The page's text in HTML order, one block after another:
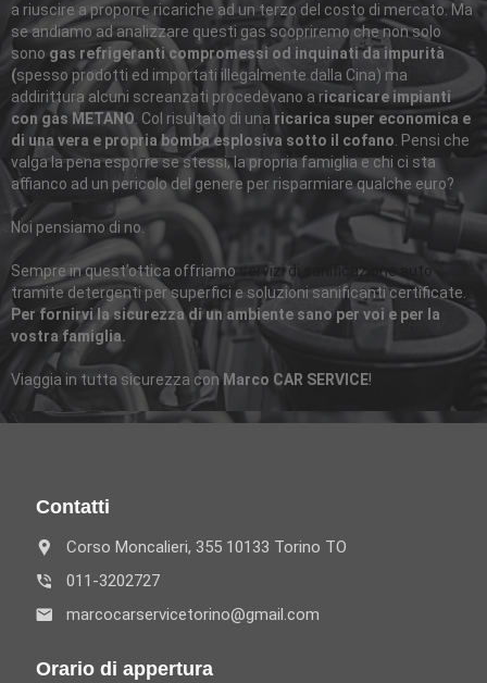
a riuscire a proporre ricariche ad un terzo del costo di mercato. Ma
se andiamo ad analizzare questi gas scopriremo che non solo
sono gas refrigeranti compromessi od inquinati da impurità
(spesso prodotti ed importati illegalmente dalla Cina) ma
addirittura alcuni screanzati procedevano a ricaricare impianti
con gas METANO . Col risultato di una ricarica super economica e
di una vera e propria bomba esplosiva sotto il cofano . Pensi che
valga la pena esporre se stessi, la propria famiglia e chi ci sta
affianco ad un pericolo del genere per risparmiare qualche euro?
Noi pensiamo di no.
Sempre in quest’ottica offriamoservizi di sanificazione auto
tramite detergenti per superfici e soluzioni sanificanti certificate.
Per fornirvi la sicurezza di un ambiente sano per voi e per la
vostra famiglia.
Viaggia in tutta sicurezza conMarco CAR SERVICE!
Contatti
Corso Moncalieri, 355 10133 Torino TO
011-3202727
marcocarservicetorino@gmail.com
Orario di appertura